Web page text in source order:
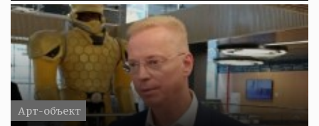
Арт-объект